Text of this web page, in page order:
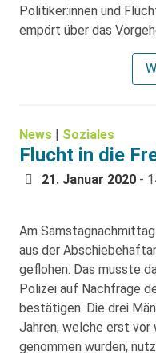
Politiker:innen und
empört über das
News | Soziales
Flucht in die
21. Januar 2020 -
Am
aus der
geflohen. Das musste
Polizei auf Nachfrage
bestätigen. Die drei
Jahren, welche erst vor
genommen wurden,